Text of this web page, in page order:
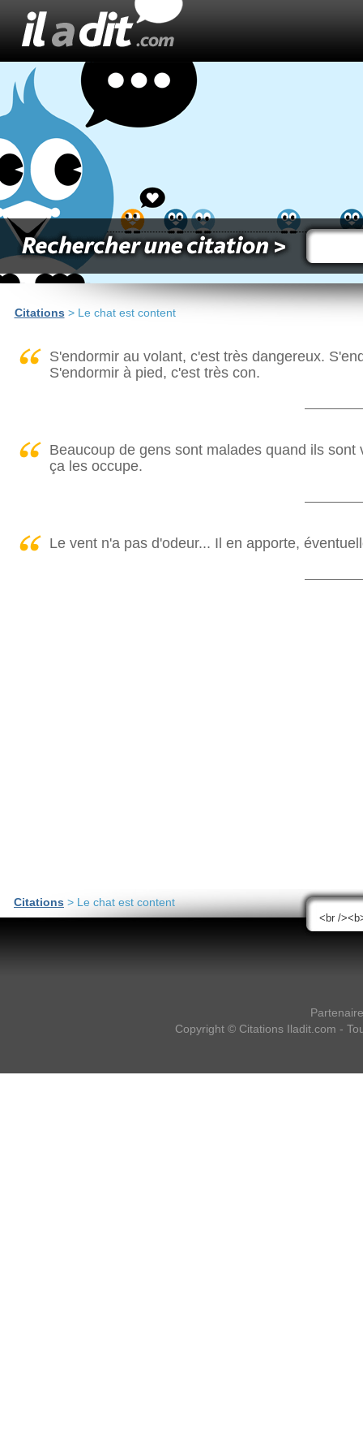
Citations > Le chat est content
S'endormir au volant, c'est très dangereux.
S'endormir à pied, c'est très con.
Beaucoup de gens sont malades quand ils
ça les occupe.
Le vent n'a pas d'odeur... Il en apporte,
Citations > Le chat est content
Copyright © Citations Iladit.com -